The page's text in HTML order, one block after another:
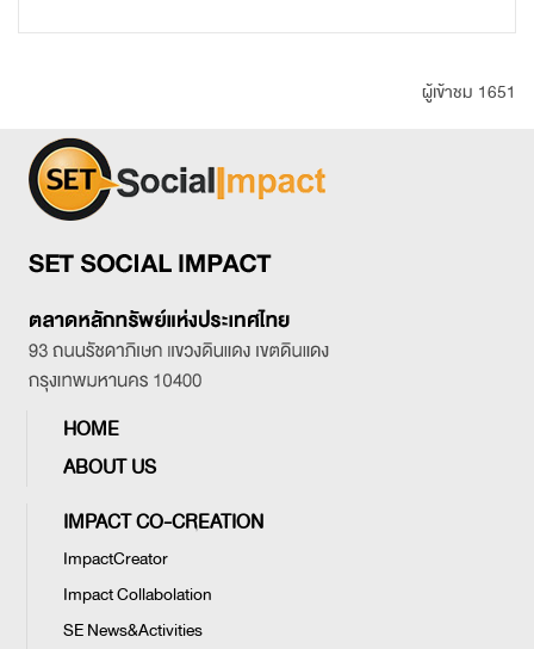
ผู้เข้าชม 1651
HOME
ABOUT US
IMPACT CO-CREATION
ImpactCreator
Impact Collabolation
SE News&Activities